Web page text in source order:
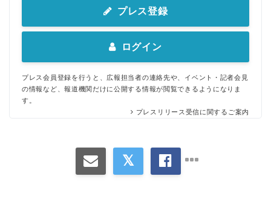
プレス登録
ログイン
プレス会員登録を行うと、広報担当者の連絡先や、イベント・記者会見
の情報など、報道機関だけに公開する情報が閲覧できるようになりま
す。
プレスリリース受信に関するご案内